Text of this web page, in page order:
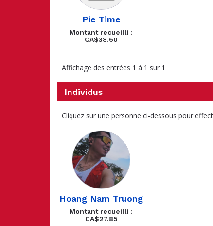
Pie Time
Montant recueilli :
CA$38.60
Affichage des entrées 1 à 1 sur 1
Individus
Cliquez sur une personne ci-dessous pour
Hoang Nam Truong
Montant recueilli :
CA$27.85